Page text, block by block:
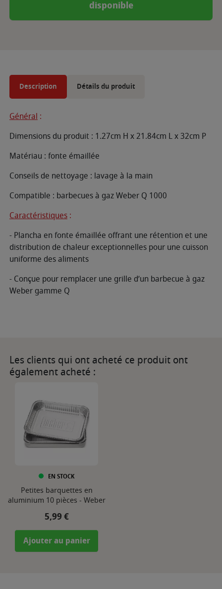
disponible
Description Détails du produit
Général :
Dimensions du produit : 1.27cm H x 21.84cm L x 32cm P
Matériau : fonte émaillée
Conseils de nettoyage : lavage à la main
Compatible : barbecues à gaz Weber Q 1000
Caractéristiques :
- Plancha en fonte émaillée offrant une rétention et une
distribution de chaleur exceptionnelles pour une cuisson
uniforme des aliments
- Conçue pour remplacer une grille d’un barbecue à gaz
Weber gamme Q
Les clients qui ont acheté ce produit ont
également acheté :
EN STOCK
Petites barquettes en
aluminium 10 pièces - Weber
Prix
5,99 €
Ajouter au panier